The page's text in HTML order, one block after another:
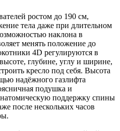
ростом до 190 см,
тела даже при длительном
наклона в
менять положение до
4D регулируются в
глубине, углу и ширине,
кресло под себя. Высота
надёжного газлифта
подушка и
поддержку спины
после нескольких часов